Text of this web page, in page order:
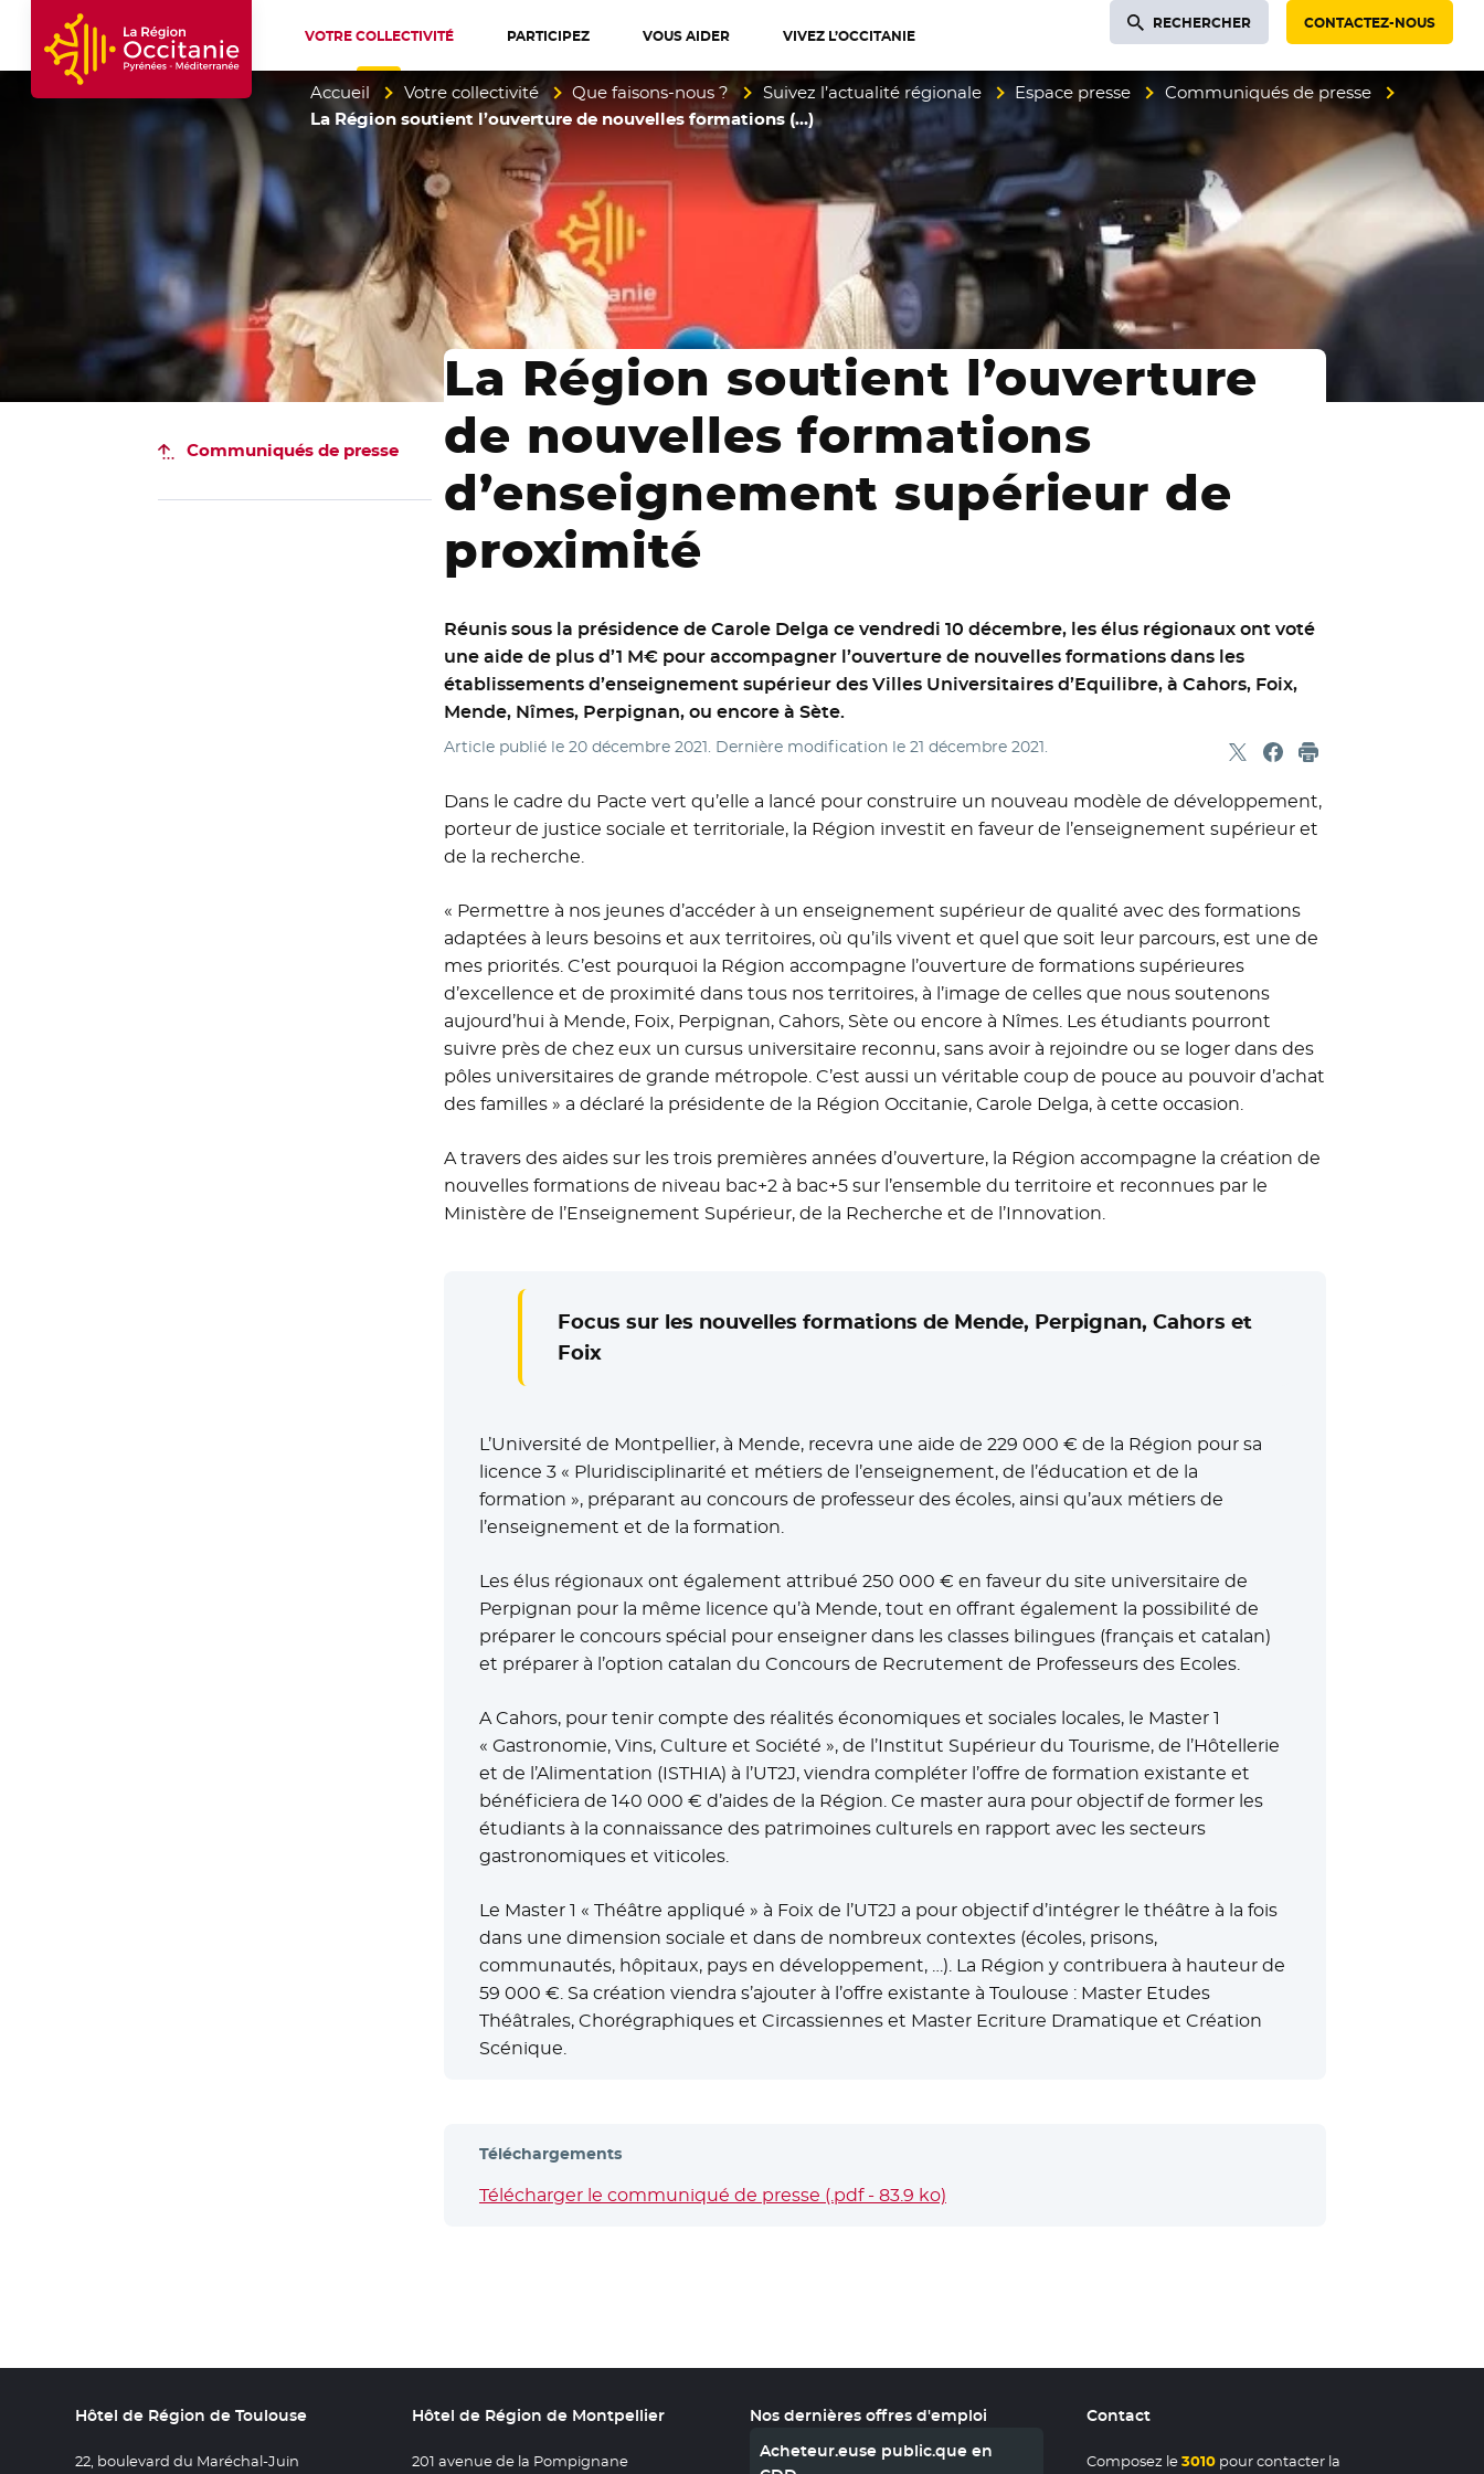
Accueil Région Occitanie / Pyrénées-Méditerranée
VOTRE COLLECTIVITÉ PARTICIPEZ VOUS AIDER VIVEZ L’OCCITANIE
RECHERCHER CONTACTEZ-NOUS
Accueil Votre collectivité Que faisons-nous ? Suivez l’actualité régionale Espace presse
Communiqués de presse
La Région soutient l’ouverture de nouvelles formations (…)
Communiqués de presse
La Région soutient l’ouverture
de nouvelles formations
d’enseignement supérieur de
proximité
Réunis sous la présidence de Carole Delga ce vendredi 10 décembre, les élus régionaux ont voté
une aide de plus d’1 M€ pour accompagner l’ouverture de nouvelles formations dans les
établissements d’enseignement supérieur des Villes Universitaires d’Equilibre, à Cahors, Foix,
Mende, Nîmes, Perpignan, ou encore à Sète.
Article publié le 20 décembre 2021. Dernière modification le 21 décembre 2021.
Partager sur X
- Nouvelle fenêtre
Partager sur Facebook
- Nouvelle fenêtre
Imprimer
Dans le cadre du Pacte vert qu’elle a lancé pour construire un nouveau modèle de développement,
porteur de justice sociale et territoriale, la Région investit en faveur de l’enseignement supérieur et
de la recherche.
« Permettre à nos jeunes d’accéder à un enseignement supérieur de qualité avec des formations
adaptées à leurs besoins et aux territoires, où qu’ils vivent et quel que soit leur parcours, est une de
mes priorités. C’est pourquoi la Région accompagne l’ouverture de formations supérieures
d’excellence et de proximité dans tous nos territoires, à l’image de celles que nous soutenons
aujourd’hui à Mende, Foix, Perpignan, Cahors, Sète ou encore à Nîmes. Les étudiants pourront
suivre près de chez eux un cursus universitaire reconnu, sans avoir à rejoindre ou se loger dans des
pôles universitaires de grande métropole. C’est aussi un véritable coup de pouce au pouvoir d’achat
des familles » a déclaré la présidente de la Région Occitanie, Carole Delga, à cette occasion.
A travers des aides sur les trois premières années d’ouverture, la Région accompagne la création de
nouvelles formations de niveau bac+2 à bac+5 sur l’ensemble du territoire et reconnues par le
Ministère de l’Enseignement Supérieur, de la Recherche et de l’Innovation.
Focus sur les nouvelles formations de Mende, Perpignan, Cahors et
Foix
L’Université de Montpellier, à Mende, recevra une aide de 229 000 € de la Région pour sa
licence 3 « Pluridisciplinarité et métiers de l’enseignement, de l’éducation et de la
formation », préparant au concours de professeur des écoles, ainsi qu’aux métiers de
l’enseignement et de la formation.
Les élus régionaux ont également attribué 250 000 € en faveur du site universitaire de
Perpignan pour la même licence qu’à Mende, tout en offrant également la possibilité de
préparer le concours spécial pour enseigner dans les classes bilingues (français et catalan)
et préparer à l’option catalan du Concours de Recrutement de Professeurs des Ecoles.
A Cahors, pour tenir compte des réalités économiques et sociales locales, le Master 1
« Gastronomie, Vins, Culture et Société », de l’Institut Supérieur du Tourisme, de l’Hôtellerie
et de l’Alimentation (ISTHIA) à l’UT2J, viendra compléter l’offre de formation existante et
bénéficiera de 140 000 € d’aides de la Région. Ce master aura pour objectif de former les
étudiants à la connaissance des patrimoines culturels en rapport avec les secteurs
gastronomiques et viticoles.
Le Master 1 « Théâtre appliqué » à Foix de l’UT2J a pour objectif d’intégrer le théâtre à la fois
dans une dimension sociale et dans de nombreux contextes (écoles, prisons,
communautés, hôpitaux, pays en développement, …). La Région y contribuera à hauteur de
59 000 €. Sa création viendra s’ajouter à l’offre existante à Toulouse : Master Etudes
Théâtrales, Chorégraphiques et Circassiennes et Master Ecriture Dramatique et Création
Scénique.
Téléchargements
Télécharger le communiqué de presse (.pdf - 83.9 ko)
Hôtel de Région de Toulouse
22, boulevard du Maréchal-Juin
Hôtel de Région de Montpellier
201 avenue de la Pompignane
Nos dernières offres d'emploi
Acheteur.euse public.que en
Contact
Composez le3010pour contacter la